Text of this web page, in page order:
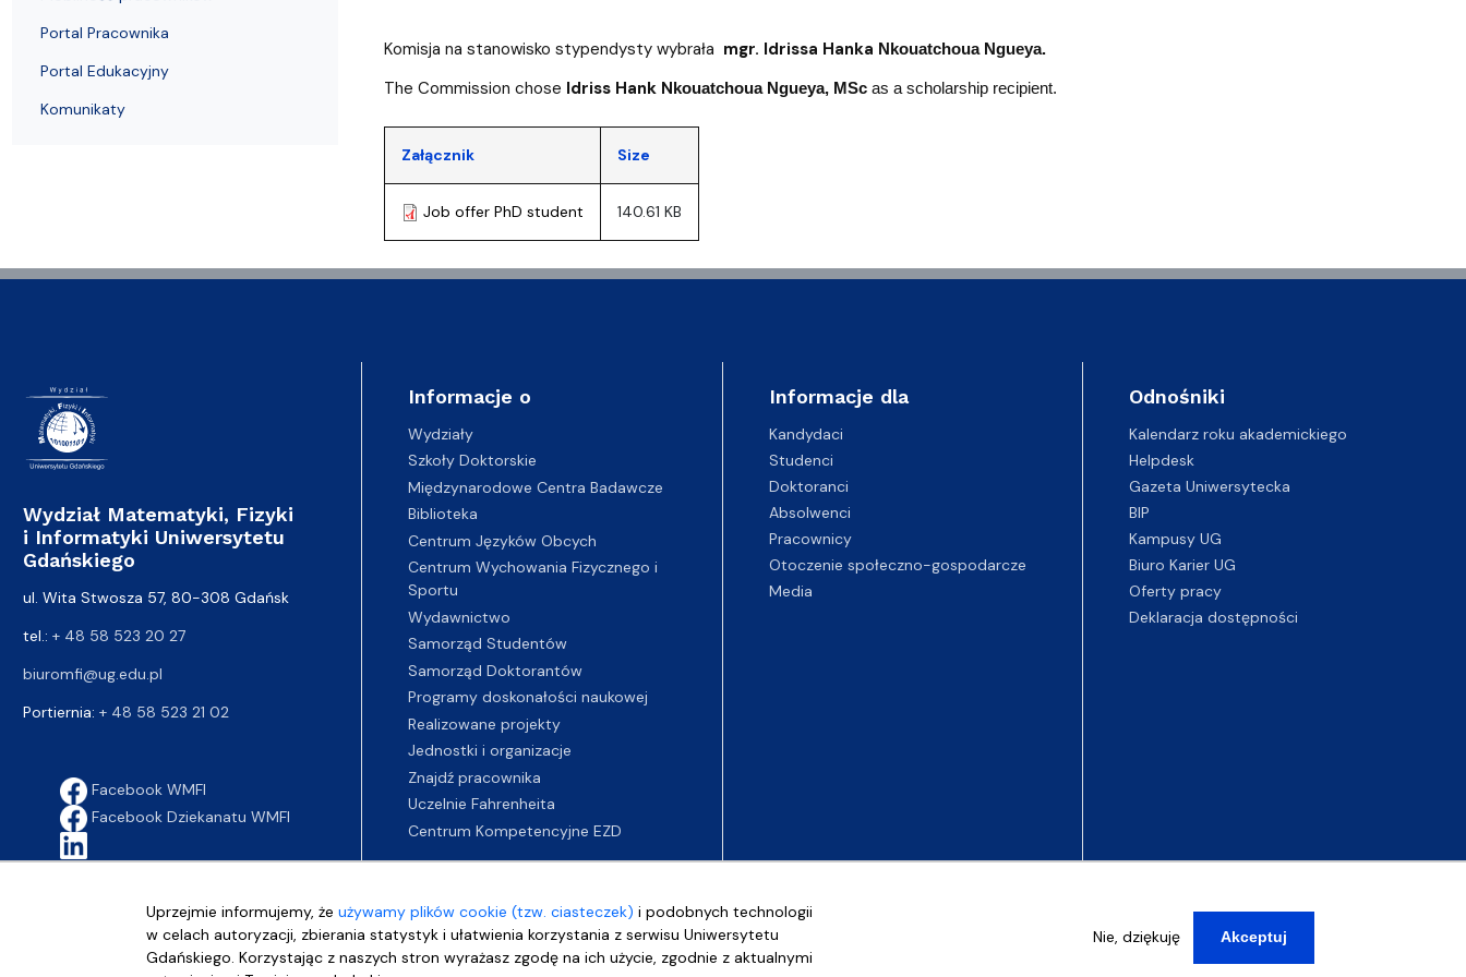
Uprzejmie informujemy, żeużywamy plików cookie (tzw. ciasteczek) i podobnych technologii
w celach autoryzacji, zbierania statystyk i ułatwienia korzystania z serwisu Uniwersytetu
Gdańskiego. Korzystając z naszych stron wyrażasz zgodę na ich użycie, zgodnie z aktualnymi
Nie, dziękuję Akceptuj
Komisja na stanowisko stypendysty wybrała mgr. Idrissa Hanka Nkouatchoua Ngueya.
The Commission chose Idriss Hank Nkouatchoua Ngueya, MSc as a scholarship recipient.
Załącznik Size
Job offer PhD student 140.61 KB
Portal Pracownika
Portal Edukacyjny
Komunikaty
Wydział Matematyki, Fizyki
i Informatyki Uniwersytetu
Gdańskiego
ul. Wita Stwosza 57, 80-308 Gdańsk
tel.: + 48 58 523 20 27
biuromfi@ug.edu.pl
Portiernia: + 48 58 523 21 02
Facebook WMFI
Facebook Dziekanatu WMFI
Informacje o
Wydziały
Szkoły Doktorskie
Międzynarodowe Centra Badawcze
Biblioteka
Centrum Języków Obcych
Centrum Wychowania Fizycznego i
Sportu
Wydawnictwo
Samorząd Studentów
Samorząd Doktorantów
Programy doskonałości naukowej
Realizowane projekty
Jednostki i organizacje
Znajdź pracownika
Uczelnie Fahrenheita
Centrum Kompetencyjne EZD
Informacje dla
Kandydaci
Studenci
Doktoranci
Absolwenci
Pracownicy
Otoczenie społeczno-gospodarcze
Media
Odnośniki
Kalendarz roku akademickiego
Helpdesk
Gazeta Uniwersytecka
BIP
Kampusy UG
Biuro Karier UG
Oferty pracy
Deklaracja dostępności